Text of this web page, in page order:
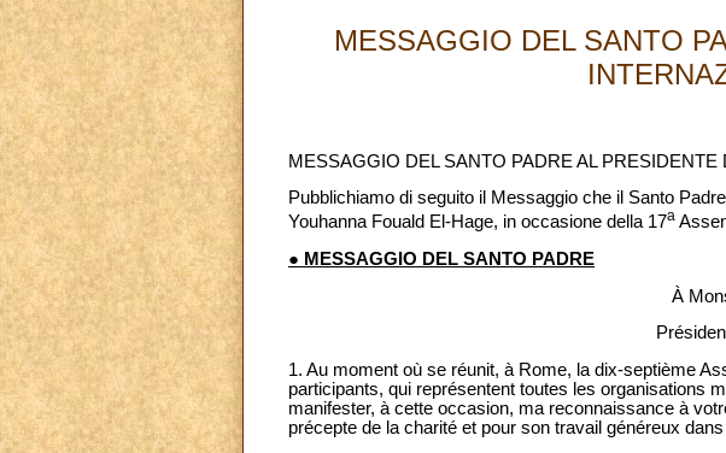
MESSAGGIO DEL SANTO
MESSAGGIO DEL SANTO PADRE AL
Pubblichiamo di seguito il Messaggio che il Santo
Youhanna Fouald El-Hage, in occasione della 17a
● MESSAGGIO DEL SANTO PADRE
À
1. Au moment où se réunit, à Rome, la dix-septième
participants, qui représentent toutes les organisations
manifester, à cette occasion, ma reconnaissance à
précepte de la charité et pour son travail généreux